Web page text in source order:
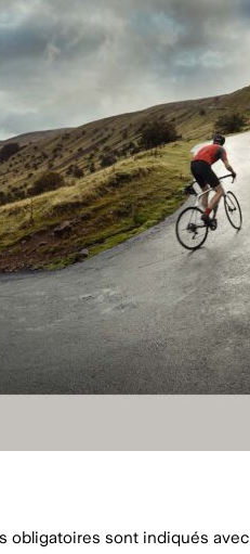
obligatoires sont indiqués avec